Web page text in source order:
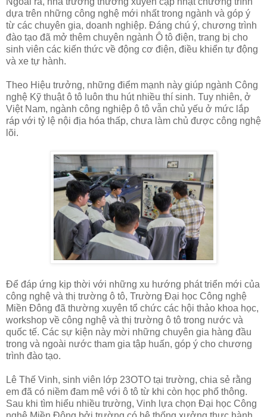
dựa trên những công nghệ mới nhất trong ngành và góp ý
từ các chuyên gia, doanh nghiệp. Đáng chú ý, chương trình
đào tạo đã mở thêm chuyên ngành Ô tô điện, trang bị cho
sinh viên các kiến thức về động cơ điện, điều khiển tự động
và xe tự hành.
Theo Hiệu trưởng, những điểm mạnh này giúp ngành Công
nghệ Kỹ thuật ô tô luôn thu hút nhiều thí sinh. Tuy nhiên, ở
Việt Nam, ngành công nghiệp ô tô vẫn chủ yếu ở mức lắp
ráp với tỷ lệ nội địa hóa thấp, chưa làm chủ được công nghệ
lõi.
Để đáp ứng kịp thời với những xu hướng phát triển mới của
công nghệ và thị trường ô tô, Trường Đại học Công nghệ
Miền Đông đã thường xuyên tổ chức các hội thảo khoa học,
workshop về công nghệ và thị trường ô tô trong nước và
quốc tế. Các sự kiện này mời những chuyên gia hàng đầu
trong và ngoài nước tham gia tập huấn, góp ý cho chương
trình đào tạo.
Lê Thế Vinh, sinh viên lớp 23OTO tại trường, chia sẻ rằng
em đã có niềm đam mê với ô tô từ khi còn học phổ thông.
Sau khi tìm hiểu nhiều trường, Vinh lựa chọn Đại học Công